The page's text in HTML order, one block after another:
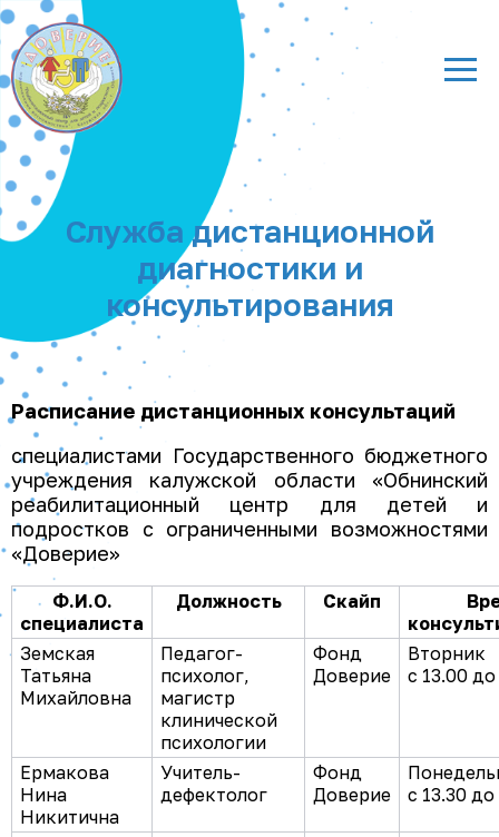
Служба дистанционной
диагностики и
консультирования
Расписание дистанционных консультаций
специалистами Государственного бюджетного
учреждения калужской области «Обнинский
реабилитационный центр для детей и
подростков с ограниченными возможностями
«Доверие»
Ф.И.О.
специалиста
Должность Скайп
Земская
Татьяна
Михайловна
Педагог-
психолог,
магистр
клинической
психологии
Фонд
Доверие
Вторник
с 13.00
Ермакова
Нина
Никитична
Учитель-
дефектолог
Фонд
Доверие
с 13.30